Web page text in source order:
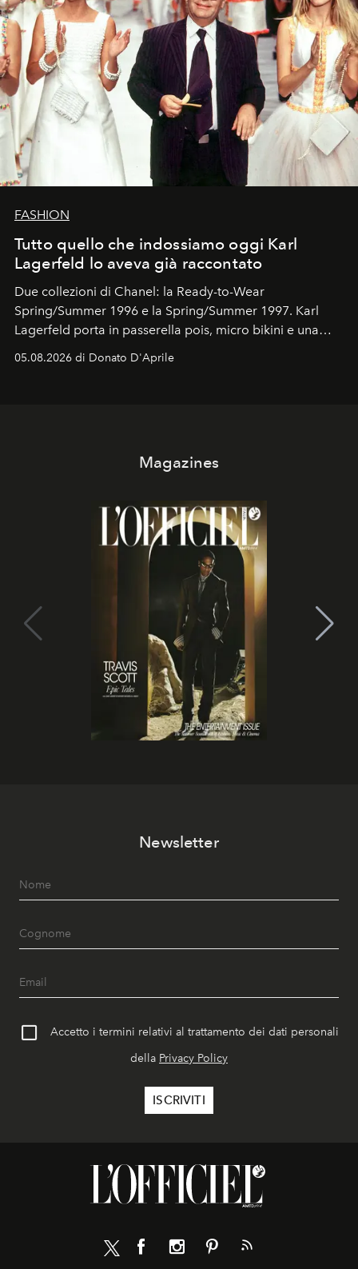
FASHION
Tutto quello che indossiamo oggi Karl
Lagerfeld lo aveva già raccontato
Due collezioni di Chanel: la Ready-to-Wear
Spring/Summer 1996 e la Spring/Summer 1997. Karl
Lagerfeld porta in passerella pois, micro bikini e una
logomania pensata per la spiaggia
Kate, Claudia e Carla una dietro l'altra. Trent'anni dopo,
05.08.2026 di Donato D'Aprile
Magazines
Newsletter
Accetto i termini relativi al trattamento dei dati personali
della Privacy Policy